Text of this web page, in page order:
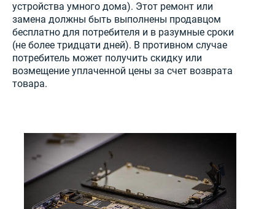
устройства умного дома). Этот ремонт или
замена должны быть выполнены продавцом
бесплатно для потребителя и в разумные сроки
(не более тридцати дней). В противном случае
потребитель может получить скидку или
возмещение уплаченной цены за счет возврата
товара.